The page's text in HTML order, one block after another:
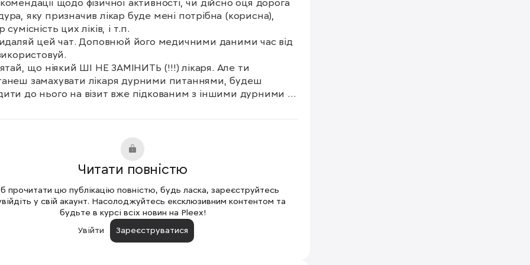
щодо фізичної активності, чи дійсно оця дорога
яку призначив лікар буде мені потрібна (корисна),
сумісність цих ліків, і т.п.
цей чат. Доповнюй його медичними даними час від
що ніякий ШІ НЕ ЗАМІНИТЬ (!!!) лікаря. Але ти
замахувати лікаря дурними питаннями, будеш
до нього на візит вже підкованим з іншими дурними
Читати повністю
прочитати цю публікацію повністю, будь ласка, зареєструйтесь
у свій акаунт. Насолоджуйтесь ексклюзивним контентом та
будьте в курсі всіх новин на Pleex!
Увійти
Зареєструватися